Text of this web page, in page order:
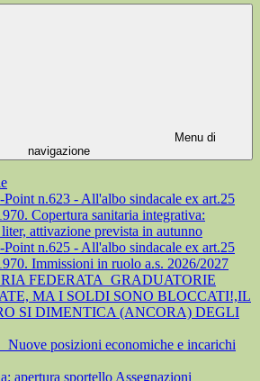
Menu di
navigazione
Point n.623 - All'albo sindacale ex art.25
Copertura sanitaria integrativa:
attivazione prevista in autunno
Point n.625 - All'albo sindacale ex art.25
Immissioni in ruolo a.s. 2026/2027
FEDERATA_GRADUATORIE
MA I SOLDI SONO BLOCCATI!,IL
SI DIMENTICA (ANCORA) DEGLI
posizioni economiche e incarichi
apertura sportello Assegnazioni